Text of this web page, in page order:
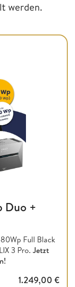
werden.
Duo +
Full Black
3 Pro. Jetzt
1.249,00 €